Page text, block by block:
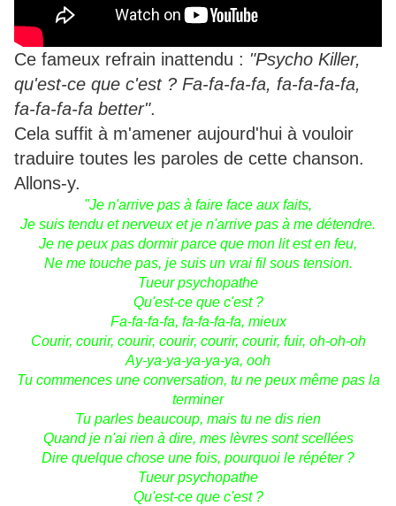
Ce fameux refrain inattendu : "Psycho Killer,
qu'est-ce que c'est ? Fa-fa-fa-fa, fa-fa-fa-fa,
fa-fa-fa-fa better".
Cela suffit à m'amener aujourd'hui à vouloir
traduire toutes les paroles de cette chanson.
Allons-y.
"Je n'arrive pas à faire face aux faits,
Je suis tendu et nerveux et je n'arrive pas à me détendre.
Je ne peux pas dormir parce que mon lit est en feu,
Ne me touche pas, je suis un vrai fil sous tension.
Tueur psychopathe
Qu'est-ce que c'est ?
Fa-fa-fa-fa, fa-fa-fa-fa, mieux
Courir, courir, courir, courir, courir, courir, fuir, oh-oh-oh
Ay-ya-ya-ya-ya-ya, ooh
Tu commences une conversation, tu ne peux même pas la
terminer
Tu parles beaucoup, mais tu ne dis rien
Quand je n'ai rien à dire, mes lèvres sont scellées
Dire quelque chose une fois, pourquoi le répéter ?
Tueur psychopathe
Qu'est-ce que c'est ?